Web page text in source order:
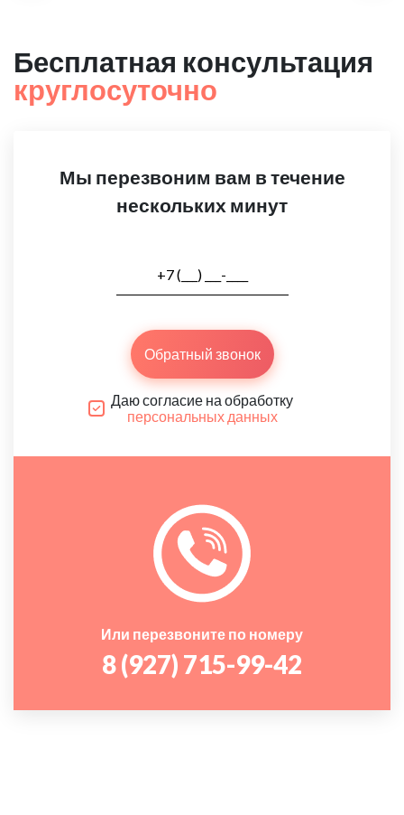
Бесплатная консультация
круглосуточно
Мы перезвоним вам в течение
нескольких минут
Обратный звонок
Даю согласие на обработку
персональных данных
Или перезвоните по номеру
8 (927) 715-99-42